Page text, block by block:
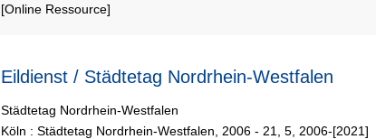
[Online Ressource]
Eildienst / Städtetag Nordrhein-Westfalen
Städtetag Nordrhein-Westfalen
Köln : Städtetag Nordrhein-Westfalen, 2006 - 21, 5, 2006-[2021]